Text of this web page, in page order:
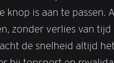
is aan te passen.
zonder verlies van
de snelheid altijd